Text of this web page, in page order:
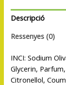
Descripció
Ressenyes (0)
INCI: Sodium
Glycerin,
Citronellol,